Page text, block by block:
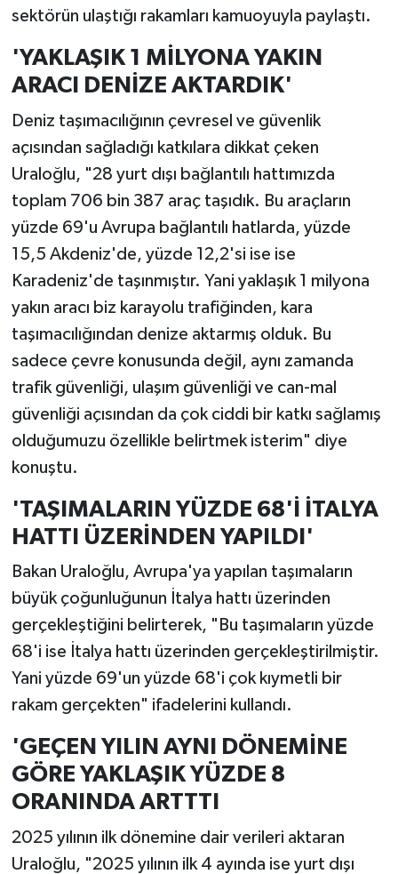
sektörün ulaştığı rakamları kamuoyuyla paylaştı.
'YAKLAŞIK 1 MİLYONA YAKIN
ARACI DENİZE AKTARDIK'
Deniz taşımacılığının çevresel ve güvenlik
açısından sağladığı katkılara dikkat çeken
Uraloğlu, "28 yurt dışı bağlantılı hattımızda
toplam 706 bin 387 araç taşıdık. Bu araçların
yüzde 69'u Avrupa bağlantılı hatlarda, yüzde
15,5 Akdeniz'de, yüzde 12,2'si ise ise
Karadeniz'de taşınmıştır. Yani yaklaşık 1 milyona
yakın aracı biz karayolu trafiğinden, kara
taşımacılığından denize aktarmış olduk. Bu
sadece çevre konusunda değil, aynı zamanda
trafik güvenliği, ulaşım güvenliği ve can-mal
güvenliği açısından da çok ciddi bir katkı sağlamış
olduğumuzu özellikle belirtmek isterim" diye
konuştu.
'TAŞIMALARIN YÜZDE 68'İ İTALYA
HATTI ÜZERİNDEN YAPILDI'
Bakan Uraloğlu, Avrupa'ya yapılan taşımaların
büyük çoğunluğunun İtalya hattı üzerinden
gerçekleştiğini belirterek, "Bu taşımaların yüzde
68'i ise İtalya hattı üzerinden gerçekleştirilmiştir.
Yani yüzde 69'un yüzde 68'i çok kıymetli bir
rakam gerçekten" ifadelerini kullandı.
'GEÇEN YILIN AYNI DÖNEMİNE
GÖRE YAKLAŞIK YÜZDE 8
ORANINDA ARTTTI
2025 yılının ilk dönemine dair verileri aktaran
Uraloğlu, "2025 yılının ilk 4 ayında ise yurt dışı